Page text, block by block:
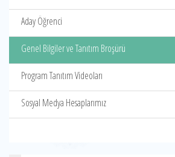
Aday Öğrenci
Genel Bilgiler ve Tanıtım Broşürü
Program Tanıtım Videoları
Sosyal Medya Hesaplarımız